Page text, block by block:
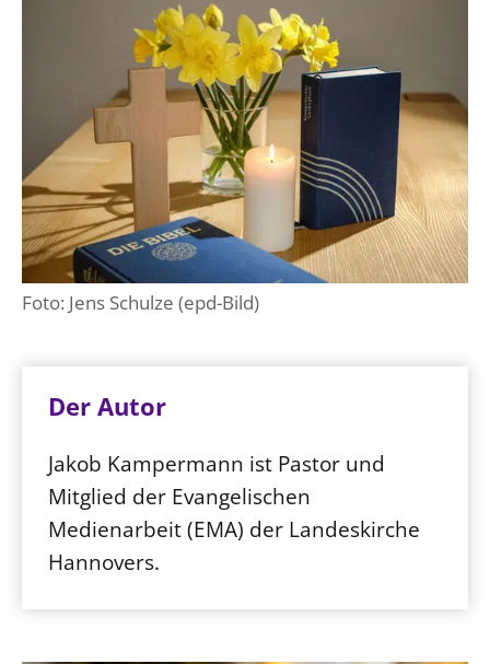
Foto: Jens Schulze (epd-Bild)
Der Autor
Jakob Kampermann ist Pastor und
Mitglied der Evangelischen
Medienarbeit (EMA) der Landeskirche
Hannovers.